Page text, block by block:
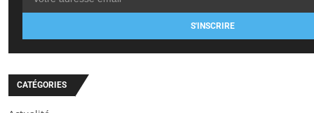
S'INSCRIRE
CATÉGORIES